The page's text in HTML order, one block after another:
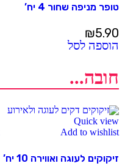
טופר מניפה שחור 4 יח’
₪5.90
הוספה לסל
חובה...
Quick view
Add to wishlist
זיקוקים לעוגה ואווירה 10 יח’